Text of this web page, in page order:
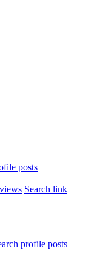
posts
Search link
profile posts